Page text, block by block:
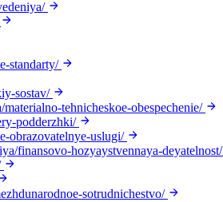
standarty/
sostav/
materialno-tehnicheskoe-obespechenie/
podderzhki/
obrazovatelnye-uslugi/
finansovo-hozyaystvennaya-deyatelnost/
sotrudnichestvo/